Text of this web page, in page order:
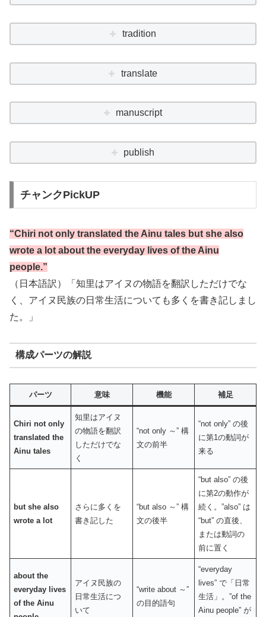
tradition
translate
manuscript
publish
チャンクPickUP
“Chiri not only translated the Ainu tales but she also
wrote a lot about the everyday lives of the Ainu
people.”
（日本語訳）「知里はアイヌの物語を翻訳しただけでな
く、アイヌ民族の日常生活についても多くを書き記しまし
た。」
構成パーツの解説
パーツ 意味 機能 補足
Chiri not only
translated the
Ainu tales
知里はアイヌ
の物語を翻訳
しただけでな
く
“not only ～” 構
文の前半
“not only” の後
に第1の動詞が
来る
but she also
wrote a lot
さらに多くを
書き記した
“but also ～” 構
文の後半
“but also” の後
に第2の動作が
続く。”also” は
“but” の直後、
または動詞の
前に置く
about the
everyday lives
of the Ainu
アイヌ民族の
日常生活につ
いて
“write about ～”
の目的語句
“everyday
lives” で「日常
生活」。”of the
Ainu people” が